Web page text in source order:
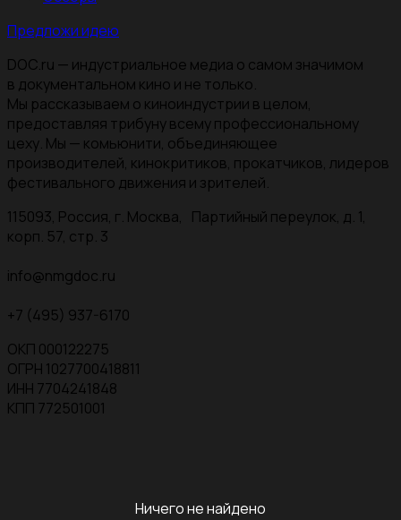
Предложи идею
DOC.ru — индустриальное медиа о самом значимом
в документальном кино и не только.
Мы рассказываем о киноиндустрии в целом,
предоставляя трибуну всему профессиональному
цеху. Мы — комьюнити, объединяющее
производителей, кинокритиков, прокатчиков, лидеров
фестивального движения и зрителей.
115093, Россия, г. Москва, Партийный переулок, д. 1,
корп. 57, стр. 3
info@nmgdoc.ru
+7 (495) 937-6170
ОКП 000122275
ОГРН 1027700418811
ИНН 7704241848
КПП 772501001
Ничего не найдено